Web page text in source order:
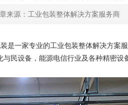
来源：工业包装整体解决方案服务商
是一家专业的工业包装整体解决方案
民设备，能源电信行业及各种精密